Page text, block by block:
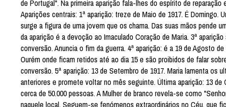
de Portugal". Na primeira aparição fala-lhes do espírito de
Aparições centrais: 1ª aparição: treze de Maio de 1917. É Domingo.
surge a figura de uma jovem que os chama. Das suas mãos pende
da aparição é a devoção ao Imaculado Coração de Maria. 3ª
conversão. Anuncia o fim da guerra. 4ª aparição: é a 19 de Agosto
Ourém onde ficam retidos até ao dia 15 e são proibidos de falar
conversão. 5ª aparição: 13 de Setembro de 1917. Maria lamenta
anteriores e promete voltar no mês seguinte. Última aparição: 13
cerca de 50.000 pessoas. A Mulher de branco revela-se como
naquele local. Seguem-se fenómenos extraordinários no Céu, que